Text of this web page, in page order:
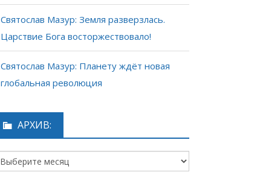
Святослав Мазур: Земля разверзлась.
Царствие Бога восторжествовало!
Святослав Мазур: Планету ждёт новая
глобальная революция
АРХИВ: